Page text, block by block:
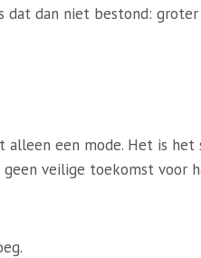
dat dan niet bestond:
alleen een mode. Het is
veilige toekomst voor